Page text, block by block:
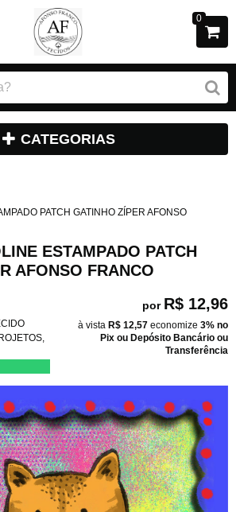
0
CATEGORIAS
PATCH GATINHO ZÍPER AFONSO
ESTAMPADO PATCH
AFONSO FRANCO
por R$ 12,96
à vista R$ 12,57 economize 3% no
Pix ou Depósito Bancário ou
Transferência